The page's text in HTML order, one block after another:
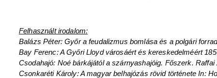
Felhasznált irodalom:
Balázs Péter: Győr a feudalizmus bomlása és a polgári
Bay Ferenc: A Győri Lloyd városáért és kereskedelméért
Csodahajó: Noé bárkájától a szárnyashajóig. Főszerk.
Csonkaréti Károly: A magyar belhajózás rövid története In: